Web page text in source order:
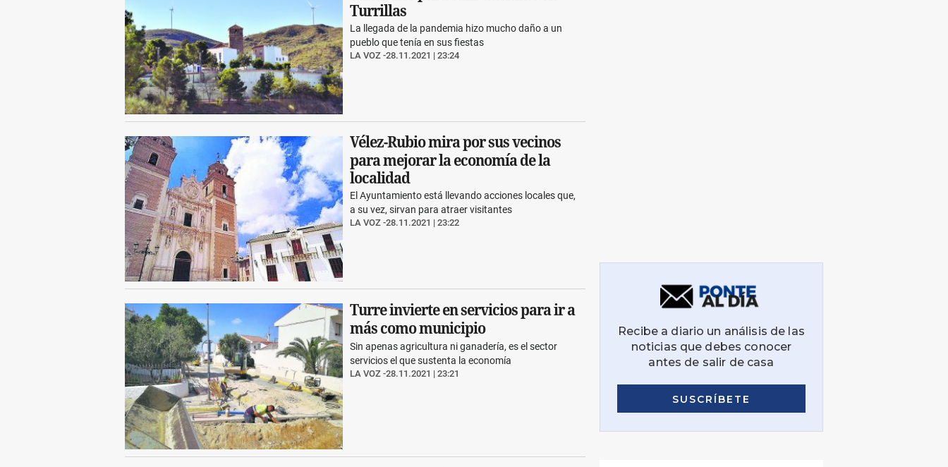
Turrillas
LA VOZ 28.11.2021 | 23:24
La llegada de la pandemia hizo mucho daño a un
pueblo que tenía en sus fiestas
Vélez-Rubio mira por sus vecinos
para mejorar la economía de la
localidad
LA VOZ 28.11.2021 | 23:22
El Ayuntamiento está llevando acciones locales que,
a su vez, sirvan para atraer visitantes
Turre invierte en servicios para ir a
más como municipio
LA VOZ 28.11.2021 | 23:21
Sin apenas agricultura ni ganadería, es el sector
servicios el que sustenta la economía